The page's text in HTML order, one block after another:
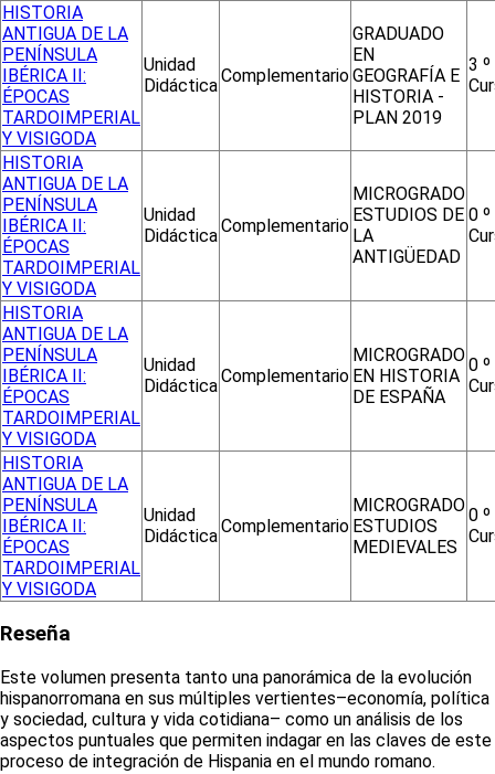
HISTORIA
ANTIGUA DE LA
PENÍNSULA
IBÉRICA II:
ÉPOCAS
TARDOIMPERIAL
Y VISIGODA
Unidad
DidácticaComplementario
GRADUADO
EN
GEOGRAFÍA E
HISTORIA -
PLAN 2019
3 º
HISTORIA
ANTIGUA DE LA
PENÍNSULA
IBÉRICA II:
ÉPOCAS
TARDOIMPERIAL
Y VISIGODA
Unidad
DidácticaComplementario
MICROGRADO
ESTUDIOS DE
LA
ANTIGÜEDAD
0 º
HISTORIA
ANTIGUA DE LA
PENÍNSULA
IBÉRICA II:
ÉPOCAS
TARDOIMPERIAL
Y VISIGODA
Unidad
DidácticaComplementario
MICROGRADO
EN HISTORIA
DE ESPAÑA
0 º
HISTORIA
ANTIGUA DE LA
PENÍNSULA
IBÉRICA II:
ÉPOCAS
TARDOIMPERIAL
Y VISIGODA
Unidad
DidácticaComplementario
MICROGRADO
ESTUDIOS
MEDIEVALES
0 º
Reseña
Este volumen presenta tanto una panorámica de la evolución
hispanorromana en sus múltiples vertientes–economía, política
y sociedad, cultura y vida cotidiana– como un análisis de los
aspectos puntuales que permiten indagar en las claves de este
proceso de integración de Hispania en el mundo romano.